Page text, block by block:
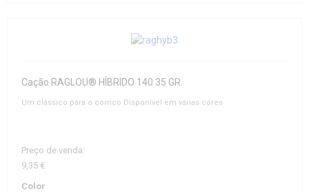
Cação RAGLOU® HÍBRIDO 140 35 GR.
Um clássico para o corrico Disponível em várias cores
Preço de venda:
9,35 €
Color